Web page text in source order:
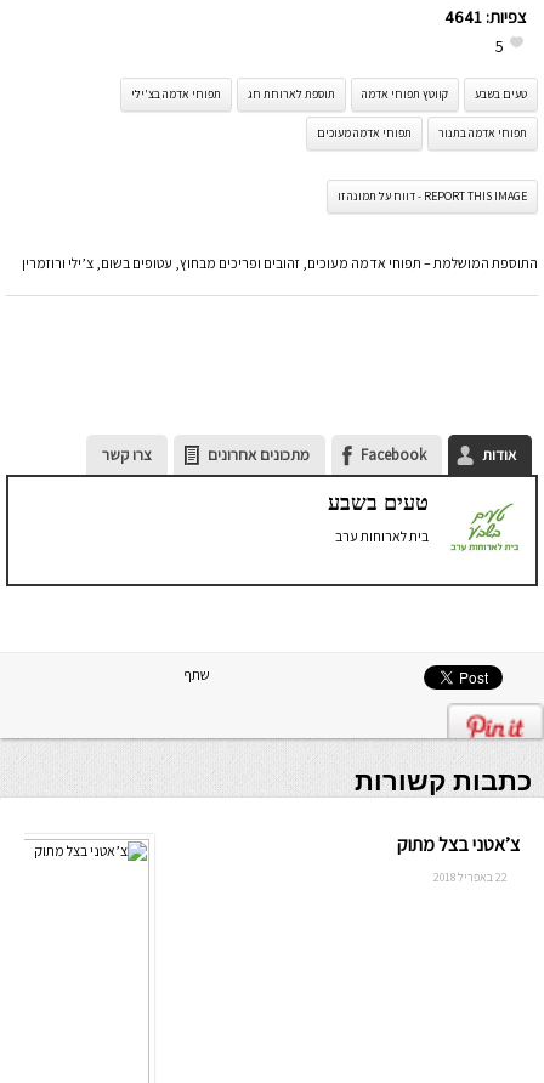
צפיות: 4641
5
טעים בשבע קווטץ תפוחי אדמה תוספת לארוחת חג תפוחי אדמה בצ'ילי
תפוחי אדמה בתנור תפוחי אדמה מעוכים
REPORT THIS IMAGE - דווח על תמונה זו
התוספת המושלמת – תפוחי אדמה מעוכים, זהובים ופריכים מבחוץ, עטופים בשום, צ’ילי ורוזמרין
אודות Facebook מתכונים אחרונים צרו קשר
טעים בשבע
בית לארוחות ערב
שתף
כתבות קשורות
צ’אטני בצל מתוק
22 באפריל 2018